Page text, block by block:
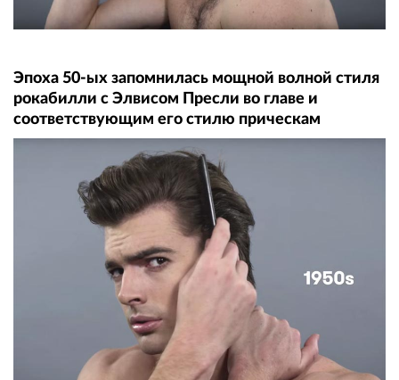
Эпоха 50-ых запомнилась мощной волной стиля
рокабилли с Элвисом Пресли во главе и
соответствующим его стилю прическам